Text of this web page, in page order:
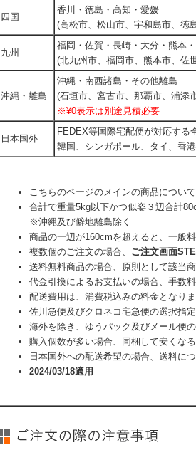
四国
香川・徳島・高知・愛媛
(高松市、松山市、宇和島市、徳
九州
福岡・佐賀・長崎・大分・熊本
(北九州市、福岡市、熊本市、佐
沖縄・離島
沖縄・南西諸島・その他離島
(石垣市、宮古市、那覇市、浦添
※¥0表示は別途見積必要
日本国外
FEDEX等国際宅配便が対応す
韓国、シンガポール、タイ、香
こちらのページのメインの商品につい
合計で重量5kg以下かつ似姿３辺合計
※沖縄及び僻地離島除く
商品の一辺が160cmを超えると、一般
複数個のご注文の場合、 ご注文画面
送料無料商品の場合、原則として該当
代金引換によるお支払いの場合、手数
配送費用は、消費税込みの料金となり
佐川急便及びクロネコ宅急便の選択指
海外を除き、ゆうパック及びメール便
購入個数が多い場合、同梱して安くな
日本国外への配送希望の場合、送料に
2024/03/18適用